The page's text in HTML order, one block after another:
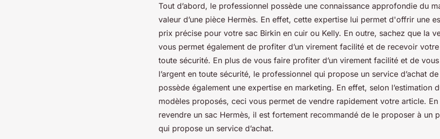
Tout d’abord, le professionnel possède une connaissance approfondie du
valeur d’une pièce Hermès. En effet, cette expertise lui permet d'offrir une
prix précise pour votre sac Birkin en cuir ou Kelly. En outre, sachez que la
vous permet également de profiter d’un virement facilité et de recevoir
toute sécurité. En plus de vous faire profiter d’un virement facilité et de
l’argent en toute sécurité, le professionnel qui propose un service d’achat
possède également une expertise en marketing. En effet, selon l’estimation
modèles proposés, ceci vous permet de vendre rapidement votre article.
revendre un sac Hermès, il est fortement recommandé de le proposer à un
qui propose un service d’achat.